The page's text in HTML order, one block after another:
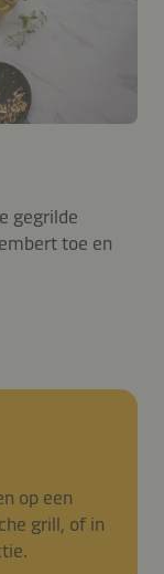
gegrilde
toe en
op een
grill, of in